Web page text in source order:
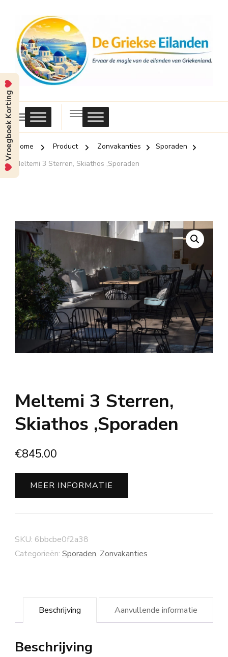
Griekse
Eilanden
Home Product Zonvakanties
Sporaden
Meltemi 3 Sterren, Skiathos ,Sporaden
Meltemi 3 Sterren,
Skiathos ,Sporaden
€845.00
MEER INFORMATIE
SKU: 6bbcbe0f2a38
Categorieën: Sporaden, Zonvakanties
Beschrijving Aanvullende informatie
Beschrijving
Vroegboek Korting